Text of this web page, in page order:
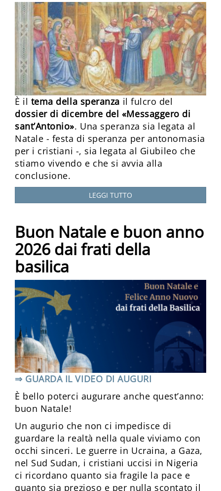
È il tema della speranza il fulcro del
dossier di dicembre del «Messaggero di
sant’Antonio». Una speranza sia legata al
Natale - festa di speranza per antonomasia
per i cristiani -, sia legata al Giubileo che
stiamo vivendo e che si avvia alla
conclusione.
LEGGI TUTTO
Buon Natale e buon anno
2026 dai frati della
basilica
⇒ GUARDA IL VIDEO DI AUGURI
È bello poterci augurare anche quest’anno:
buon Natale!
Un augurio che non ci impedisce di
guardare la realtà nella quale viviamo con
occhi sinceri. Le guerre in Ucraina, a Gaza,
nel Sud Sudan, i cristiani uccisi in Nigeria
ci ricordano quanto sia fragile la pace e
quanto sia prezioso e per nulla scontato il